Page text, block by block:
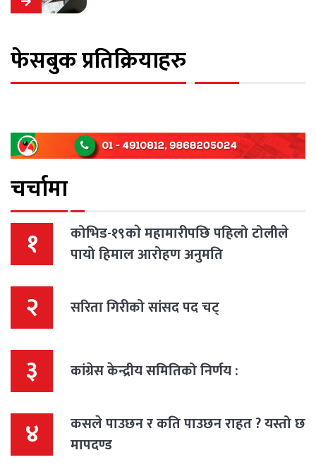
फेसबुक प्रतिक्रियाहरु
चर्चामा
१
कोभिड-१९काे महामारीपछि पहिलो टोलीले
पायो हिमाल आरोहण अनुमति
२ सरिता गिरीको सांसद पद चट्
३ कांग्रेस केन्द्रीय समितिको निर्णय :
४
कसले पाउछन र कति पाउछन राहत ? यस्तो छ
मापदण्ड